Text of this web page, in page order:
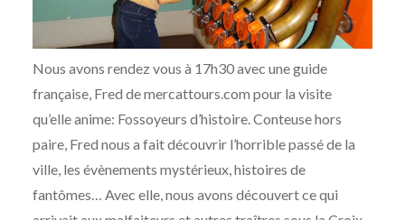
Nous avons rendez vous à 17h30 avec une guide
française, Fred de mercattours.com pour la visite
qu’elle anime: Fossoyeurs d’histoire. Conteuse hors
paire, Fred nous a fait découvrir l’horrible passé de la
ville, les évènements mystérieux, histoires de
fantômes… Avec elle, nous avons découvert ce qui